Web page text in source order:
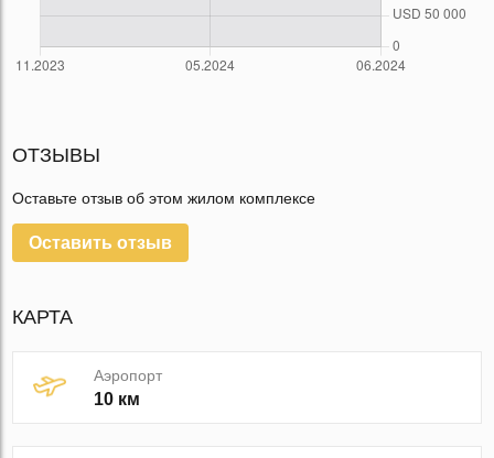
ОТЗЫВЫ
Оставьте отзыв об этом жилом комплексе
Оставить отзыв
КАРТА
Аэропорт
10 км